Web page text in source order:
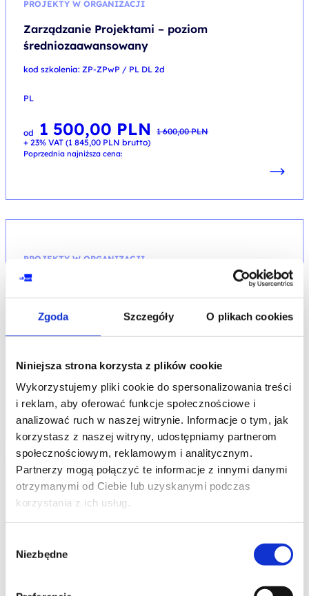
Zgoda Szczegóły O plikach cookies
Niniejsza strona korzysta z plików cookie
Wykorzystujemy pliki cookie do spersonalizowania treści
i reklam, aby oferować funkcje społecznościowe i
analizować ruch w naszej witrynie. Informacje o tym, jak
korzystasz z naszej witryny, udostępniamy partnerom
społecznościowym, reklamowym i analitycznym.
Partnerzy mogą połączyć te informacje z innymi danymi
otrzymanymi od Ciebie lub uzyskanymi podczas
korzystania z ich usług.
zgody
Niezbędne
PROJEKTY W ORGANIZACJI
Zarządzanie Projektami – poziom
średniozaawansowany
kod szkolenia: ZP-ZPwP / PL DL 2d
PL
od 1 600,00PLN
Pierwotna
cena
wynosiła:
1 600,00 PLN.
1 500,00 PLN
Aktualna
cena
wynosi:
1 500,00 PLN.
+ 23% VAT (1 845,00 PLN brutto)
Poprzednia najniższa cena:
PROJEKTY W ORGANIZACJI
Zarządzanie projektami dla menedżerów
PL
od 1 600,00PLN
+ 23% VAT ( 1 968,00
PROMOCJA
KOMUNIKACJA W PROJEKTACH
Komunikacja i współpraca z interesariuszami w